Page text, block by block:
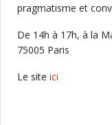
pragmatisme et
De 14h à 17h, à la
75005 Paris
Le site ici